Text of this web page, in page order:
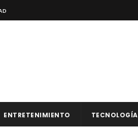
ENTRETENIMIENTO TECNOLOGÍA